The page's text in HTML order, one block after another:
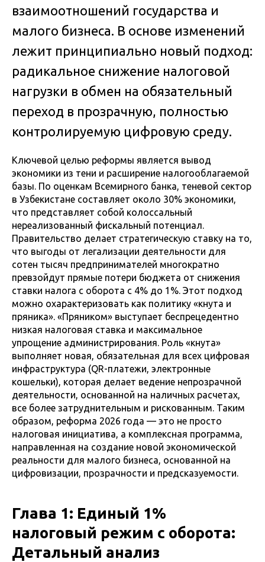
взаимоотношений государства и
малого бизнеса. В основе изменений
лежит принципиально новый подход:
радикальное снижение налоговой
нагрузки в обмен на обязательный
переход в прозрачную, полностью
контролируемую цифровую среду.
Ключевой целью реформы является вывод
экономики из тени и расширение налогооблагаемой
базы. По оценкам Всемирного банка, теневой сектор
в Узбекистане составляет около 30% экономики,
что представляет собой колоссальный
нереализованный фискальный потенциал.
Правительство делает стратегическую ставку на то,
что выгоды от легализации деятельности для
сотен тысяч предпринимателей многократно
превзойдут прямые потери бюджета от снижения
ставки налога с оборота с 4% до 1%. Этот подход
можно охарактеризовать как политику «кнута и
пряника». «Пряником» выступает беспрецедентно
низкая налоговая ставка и максимальное
упрощение администрирования. Роль «кнута»
выполняет новая, обязательная для всех цифровая
инфраструктура (QR-платежи, электронные
кошельки), которая делает ведение непрозрачной
деятельности, основанной на наличных расчетах,
все более затруднительным и рискованным. Таким
образом, реформа 2026 года — это не просто
налоговая инициатива, а комплексная программа,
направленная на создание новой экономической
реальности для малого бизнеса, основанной на
цифровизации, прозрачности и предсказуемости.
Глава 1: Единый 1%
налоговый режим с оборота:
Детальный анализ